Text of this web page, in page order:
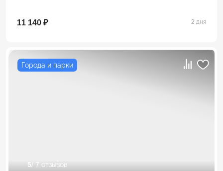
11 140 ₽ 2 дня
Города и парки
5/ 7 отзывов